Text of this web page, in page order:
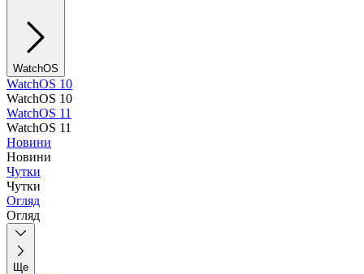
WatchOS
WatchOS 10
WatchOS 10
WatchOS 11
WatchOS 11
Новини
Новини
Чутки
Чутки
Огляд
Огляд
Ще